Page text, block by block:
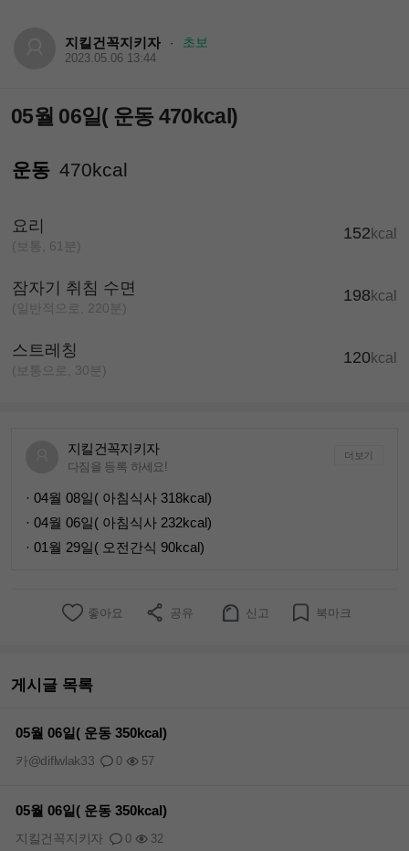
지킬건꼭지키자 · 초보
2023.05.06 13:44
05월 06일( 운동 470kcal)
운동 470kcal
요리
(보통, 61분)
152 kcal
잠자기 취침 수면
(일반적으로, 220분)
198 kcal
스트레칭
(보통으로, 30분)
120kcal
지킬건꼭지키자
다짐을 등록 하세요!
더보기
· 04월 08일( 아침식사 318kcal)
· 04월 06일( 아침식사 232kcal)
· 01월 29일( 오전간식 90kcal)
좋아요 공유 신고 북마크
게시글 목록
05월 06일( 운동 350kcal)
0 57
카@diflwlak33
05월 06일( 운동 350kcal)
0 32
지킬건꼭지키자